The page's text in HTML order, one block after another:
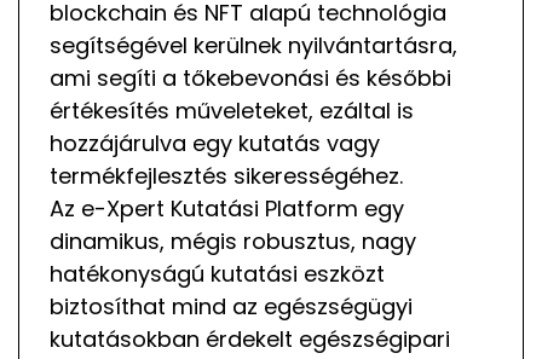
blockchain és NFT alapú technológia
segítségével kerülnek nyilvántartásra,
ami segíti a tőkebevonási és későbbi
értékesítés műveleteket, ezáltal is
hozzájárulva egy kutatás vagy
termékfejlesztés sikerességéhez.
Az e-Xpert Kutatási Platform egy
dinamikus, mégis robusztus, nagy
hatékonyságú kutatási eszközt
biztosíthat mind az egészségügyi
kutatásokban érdekelt egészségipari